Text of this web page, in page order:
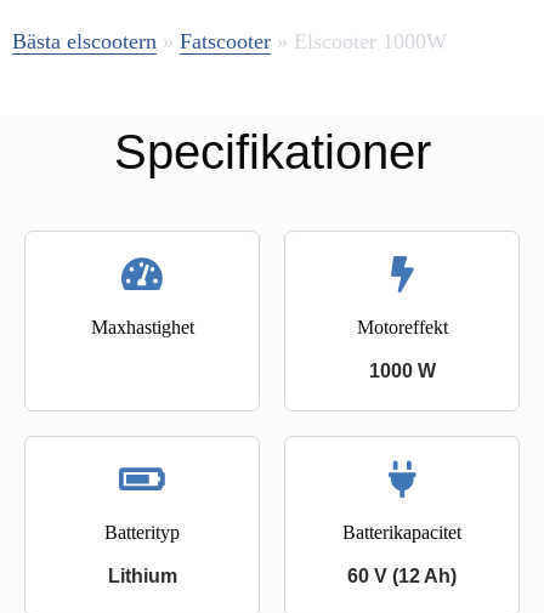
Bästa elscootern » Fatscooter » Elscooter 1000W
Specifikationer
Maxhastighet Motoreffekt
1000 W
Batterityp
Lithium
Batterikapacitet
60 V (12 Ah)